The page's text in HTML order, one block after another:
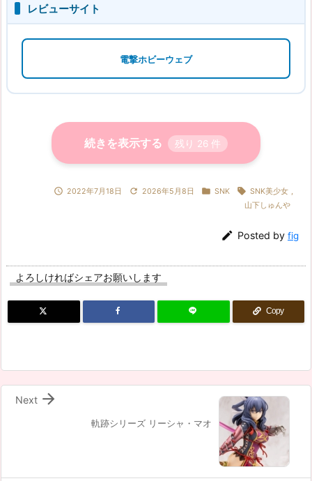
レビューサイト
電撃ホビーウェブ
続きを表示する 残り 26 件
 2022年7月18日  2026年5月8日  SNK  SNK美少女 ,
山下しゅんや
 Posted by fig
よろしければシェアお願いします
Copy
軌跡シリーズ リーシャ・マオ

Next